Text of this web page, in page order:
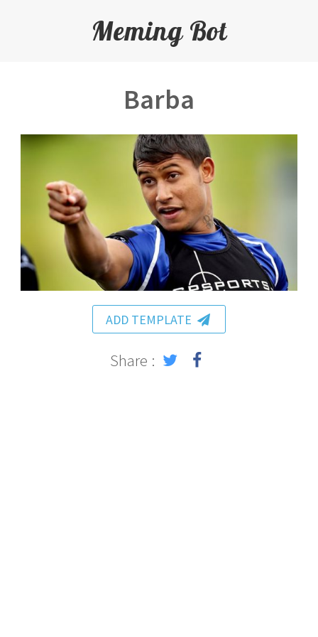
Meming Bot
Barba
ADD TEMPLATE
Share :